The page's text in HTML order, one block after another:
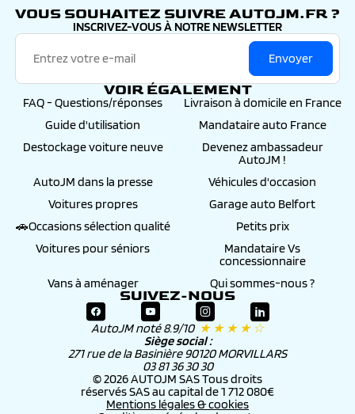
VOUS SOUHAITEZ SUIVRE AUTOJM.FR ?
INSCRIVEZ-VOUS À NOTRE NEWSLETTER
Envoyer
VOIR ÉGALEMENT
FAQ - Questions/réponses
Livraison à domicile en France
Guide d'utilisation
Mandataire auto France
Destockage voiture neuve
Devenez ambassadeur
AutoJM !
AutoJM dans la presse
Véhicules d'occasion
Voitures propres
Garage auto Belfort
🚗Occasions sélection qualité
Petits prix
Voitures pour séniors
Mandataire Vs
concessionnaire
Vans à aménager
Qui sommes-nous ?
SUIVEZ-NOUS
AutoJM noté 8.9/10 ★ ★ ★ ★ ☆
Siège social :
271 rue de la Basinière 90120 MORVILLARS
03 81 36 30 30
© 2026 AUTOJM SAS Tous droits
réservés SAS au capital de 1 712 080€
Mentions légales & cookies